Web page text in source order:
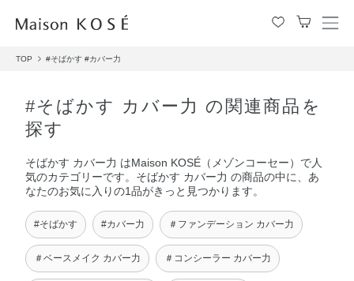
メ
TOP #そばかす #カバー力
#そばかす カバー力 の関連商品を
探す
そばかす カバー力 はMaison KOSÉ（メゾンコーセー）で人
気のカテゴリーです。そばかす カバー力 の商品の中に、あ
なたのお気に入りの1品がきっと見つかります。
#そばかす #カバー力 ＃ファンデーション カバー力
＃ベースメイク カバー力 ＃コンシーラー カバー力